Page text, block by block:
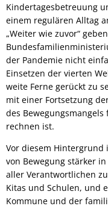
Kindertagesbetreuung
einem regulären Alltag
„Weiter wie zuvor“
der Pandemie nicht
Einsetzen der vierten
weite Ferne gerückt zu
mit einer Fortsetzung
des
rechnen ist.
Vor diesem Hintergrund
von Bewegung stärker
aller Verantwortlichen
Kitas und Schulen, und
Kommune und der